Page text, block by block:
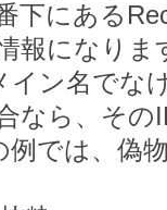
下にある
報になり
イン名でな
なら、そ
例では、偽